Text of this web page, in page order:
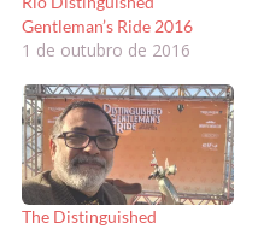
Gentleman’s Ride 2016
1 de outubro de 2016
The Distinguished